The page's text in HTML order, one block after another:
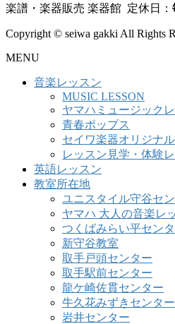
楽譜・楽器販売 楽器館 定休日：
Copyright © seiwa gakki All Rights
MENU
音楽レッスン
MUSIC LESSON
ヤマハミュージック
青春ポップス
セイワ楽器オリジナ
レッスン見学・体験
英語レッスン
教室所在地
ユニスタイル守谷セ
ヤマハ 大人の音楽レ
つくばみらい平セン
新守谷教室
取手戸頭センター
取手駅前センター
龍ケ崎佐貫センター
牛久花みずきセンター
岩井センター